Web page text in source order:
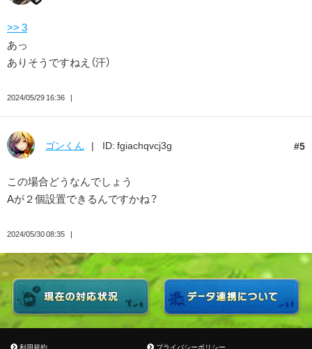
>> 3
あっ
ありそうですねえ（汗）
2024/05/29 16:36
5
ゴンくん ID: fgiachqvcj3g
この場合どうなんでしょう
Aが２個設置できるんですかね？
2024/05/30 08:35
利用規約 プライバシーポリシー